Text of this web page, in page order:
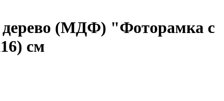
дерево (МДФ) "Фоторамка с
см